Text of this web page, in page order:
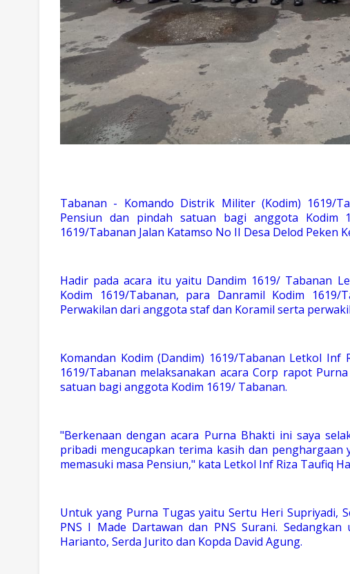
Tabanan - Komando Distrik Militer (Kodim) 1619/
Pensiun dan pindah satuan bagi anggota Kodim
1619/Tabanan Jalan Katamso No II Desa Delod Peken
Hadir pada acara itu yaitu Dandim 1619/ Tabanan
Kodim 1619/Tabanan, para Danramil Kodim 1619/
Perwakilan dari anggota staf dan Koramil serta
Komandan Kodim (Dandim) 1619/Tabanan Letkol
1619/Tabanan melaksanakan acara Corp rapot
satuan bagi anggota Kodim 1619/ Tabanan.
"Berkenaan dengan acara Purna Bhakti ini saya
pribadi mengucapkan terima kasih dan
memasuki masa Pensiun," kata Letkol Inf Riza Taufiq
Untuk yang Purna Tugas yaitu Sertu Heri Supriyadi,
PNS I Made Dartawan dan PNS Surani.
Harianto, Serda Jurito dan Kopda David Agung.